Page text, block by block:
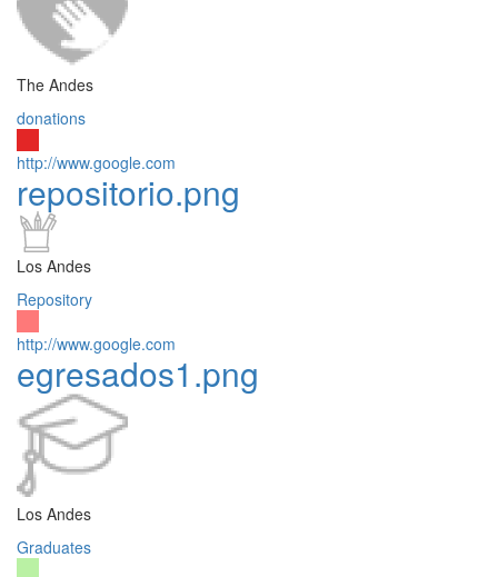
The Andes
donations
http://www.google.com
repositorio.png
Los Andes
Repository
http://www.google.com
egresados1.png
Los Andes
Graduates